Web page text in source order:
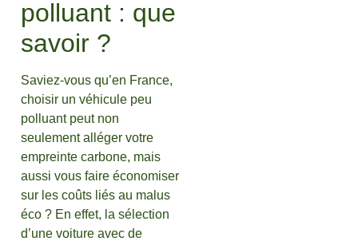
polluant : que
savoir ?
Saviez-vous qu’en France,
choisir un véhicule peu
polluant peut non
seulement alléger votre
empreinte carbone, mais
aussi vous faire économiser
sur les coûts liés au malus
éco ? En effet, la sélection
d’une voiture avec de